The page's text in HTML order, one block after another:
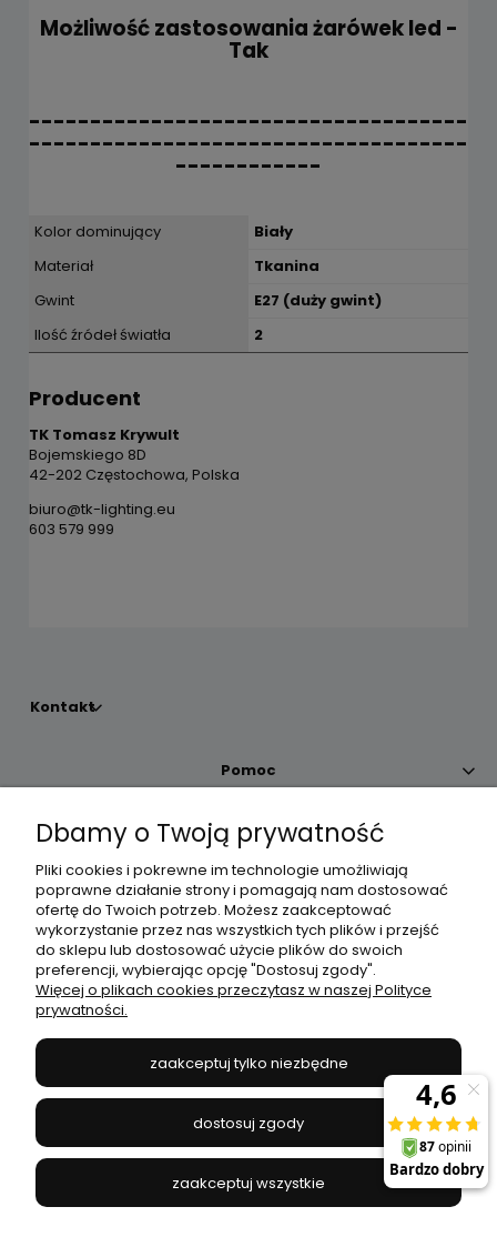
Możliwość zastosowania żarówek led -
Tak
------------------------------------
------------------------------------
------------
Kolor dominujący
Biały
Materiał
Tkanina
Gwint
E27 (duży gwint)
Ilość źródeł światła
2
Producent
TK Tomasz Krywult
Bojemskiego 8D
42-202 Częstochowa, Polska
biuro@tk-lighting.eu
603 579 999
Kontakt
Pomoc
Moje konto
Płatności i dostawa
Informacje
JANEX
669-050-03-43
504 545 749//E-mail:sklep@janexmarket.pl
Dbamy o Twoją prywatność
Pliki cookies i pokrewne im technologie umożliwiają
poprawne działanie strony i pomagają nam dostosować
ofertę do Twoich potrzeb. Możesz zaakceptować
wykorzystanie przez nas wszystkich tych plików i przejść
do sklepu lub dostosować użycie plików do swoich
preferencji, wybierając opcję "Dostosuj zgody".
Więcej o plikach cookies przeczytasz w naszej Polityce
prywatności.
zaakceptuj tylko niezbędne
dostosuj zgody
zaakceptuj wszystkie